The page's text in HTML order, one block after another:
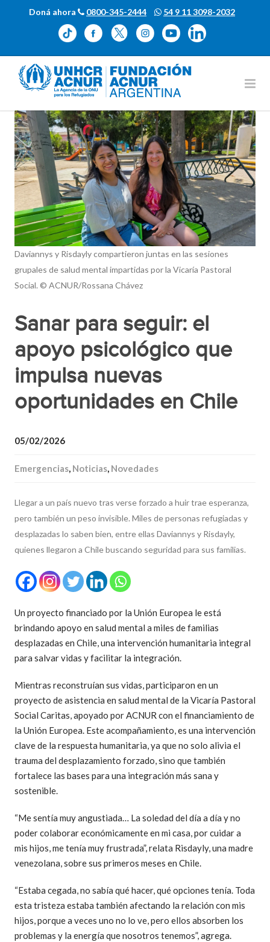
Doná ahora 0800-345-2444 54 9 11 3098-2032
Daviannys y Risdayly compartieron juntas en las sesiones
grupales de salud mental impartidas por la Vicaría Pastoral
Social. © ACNUR/Rossana Chávez
Sanar para seguir: el
apoyo psicológico que
impulsa nuevas
oportunidades en Chile
05/02/2026
Emergencias, Noticias, Novedades
Llegar a un país nuevo tras verse forzado a huir trae esperanza,
pero también un peso invisible. Miles de personas refugiadas y
desplazadas lo saben bien, entre ellas Daviannys y Risdayly,
quienes llegaron a Chile buscando seguridad para sus familias.
Un proyecto financiado por la Unión Europea le está
brindando apoyo en salud mental a miles de familias
desplazadas en Chile, una intervención humanitaria integral
para salvar vidas y facilitar la integración.
Mientras reconstruían sus vidas, participaron en un
proyecto de asistencia en salud mental de la Vicaría Pastoral
Social Caritas, apoyado por ACNUR con el financiamiento de
la Unión Europea. Este acompañamiento, es una intervención
clave de la respuesta humanitaria, ya que no solo alivia el
trauma del desplazamiento forzado, sino que también
fortalece las bases para una integración más sana y
sostenible.
“Me sentía muy angustiada… La soledad del día a día y no
poder colaborar económicamente en mi casa, por cuidar a
mis hijos, me tenía muy frustrada”, relata Risdayly, una madre
venezolana, sobre sus primeros meses en Chile.
“Estaba cegada, no sabía qué hacer, qué opciones tenía. Toda
esta tristeza estaba también afectando la relación con mis
hijos, porque a veces uno no lo ve, pero ellos absorben los
problemas y la energía que nosotros tenemos”, agrega.